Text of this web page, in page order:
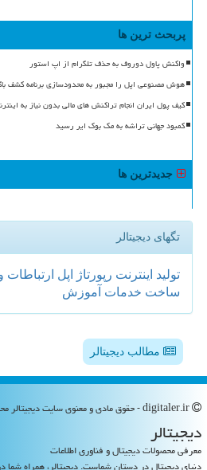
پربحث ترین ها
واکنش پاول دوروف به حذف تلگرام از اپ استور
هوش مصنوعی اپل را مجبور به محدودسازی برنامه کشف
کیف پول ایران انجام تراکنش های مالی بدون نیاز به
کمبود جهانی تراشه به مک بوک ایر رسید
جدیدترین ها
تگهای دیجیتالر
تولید اینترنت رپورتاژ اپل
ساخت خدمات آموزش
مطالب دیجیتالر
دیجیتالر
معرفی محصولات دیجیتال و فناوری اطلاعات
دنیای دیجیتال در دستان شماست. دیجیتالر، همراه شما